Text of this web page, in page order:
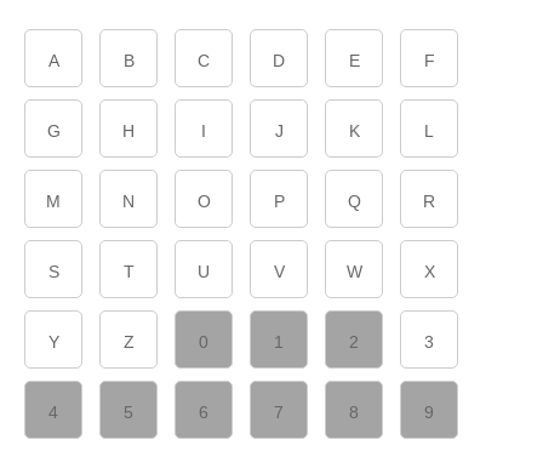
A B C D E F
G H I J K L
M N O P Q R
S T U V W X
Y Z 0 1 2 3
4 5 6 7 8 9